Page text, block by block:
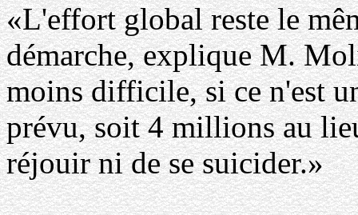
«L'effort global reste le
démarche, explique M.
moins difficile, si ce n'est
prévu, soit 4 millions au
réjouir ni de se suicider.»